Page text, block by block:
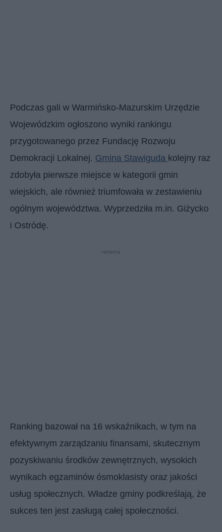
Podczas gali w Warmińsko-Mazurskim Urzędzie
Wojewódzkim ogłoszono wyniki rankingu
przygotowanego przez Fundację Rozwoju
Demokracji Lokalnej. Gmina Stawiguda kolejny raz
zdobyła pierwsze miejsce w kategorii gmin
wiejskich, ale również triumfowała w zestawieniu
ogólnym województwa. Wyprzedziła m.in. Giżycko
i Ostródę.
reklama
Ranking bazował na 16 wskaźnikach, w tym na
efektywnym zarządzaniu finansami, skutecznym
pozyskiwaniu środków zewnętrznych, wysokich
wynikach egzaminów ósmoklasisty oraz jakości
usług społecznych. Władze gminy podkreślają, że
sukces ten jest zasługą całej społeczności.